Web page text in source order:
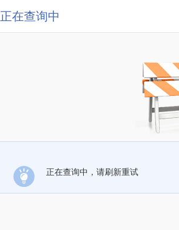
正在查询中
正在查询中，请刷新重试